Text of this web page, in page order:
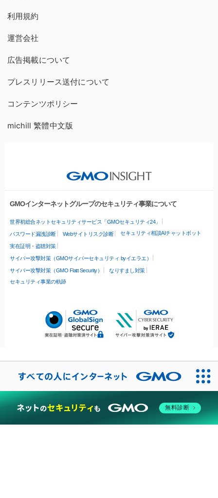
利用規約
運営会社
広告掲載について
プレスリリース送付について
コンテンツポリシー
michill 繁體中文版
GMOインターネットグループのセキュリティ事業について
世界初総合ネットセキュリティサービス「GMOセキュリティ24」
パスワード漏洩診断 Webサイトリスク診断 セキュリティ相談AIチャットボット
実在証明・盗聴対策
サイバー攻撃対策（GMOサイバーセキュリティ byイエラエ）
サイバー攻撃対策（GMO Flatt Security）
なりすまし対策
セキュリティ事業の軌跡
無料診断